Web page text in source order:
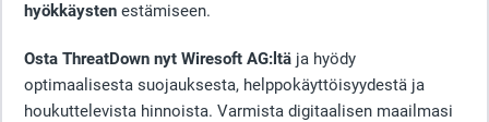
hyökkäysten estämiseen.
Osta ThreatDown nyt Wiresoft AG:ltä ja hyödy
optimaalisesta suojauksesta, helppokäyttöisyydestä ja
houkuttelevista hinnoista. Varmista digitaalisen maailmasi